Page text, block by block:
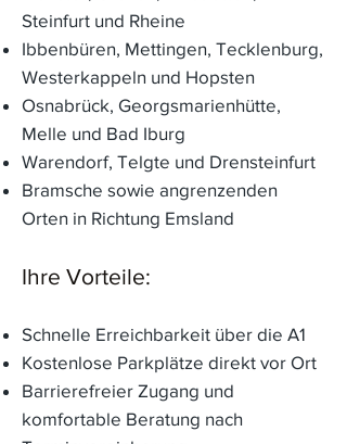
Steinfurt und Rheine
Ibbenbüren, Mettingen, Tecklenburg,
Westerkappeln und Hopsten
Osnabrück, Georgsmarienhütte,
Melle und Bad Iburg
Warendorf, Telgte und Drensteinfurt
Bramsche sowie angrenzenden
Orten in Richtung Emsland
Ihre Vorteile:
Schnelle Erreichbarkeit über die A1
Kostenlose Parkplätze direkt vor Ort
Barrierefreier Zugang und
komfortable Beratung nach